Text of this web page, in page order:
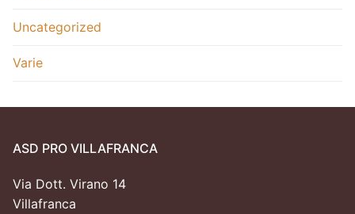
Uncategorized
Varie
ASD PRO VILLAFRANCA
Via Dott. Virano 14
Villafranca